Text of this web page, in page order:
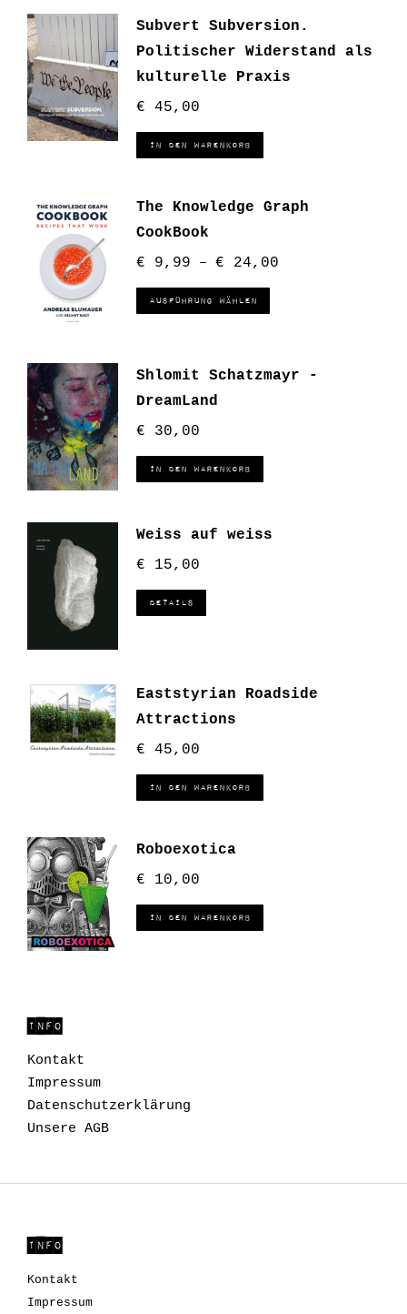
Subvert Subversion.
Politischer Widerstand als
kulturelle Praxis
€ 45,00
In den Warenkorb
The Knowledge Graph
CookBook
€ 9,99 – € 24,00
Ausführung wählen
Shlomit Schatzmayr -
DreamLand
€ 30,00
In den Warenkorb
Weiss auf weiss
€ 15,00
Details
Eaststyrian Roadside
Attractions
€ 45,00
In den Warenkorb
Roboexotica
€ 10,00
In den Warenkorb
INFO
Kontakt
Impressum
Datenschutzerklärung
Unsere AGB
INFO
Kontakt
Impressum